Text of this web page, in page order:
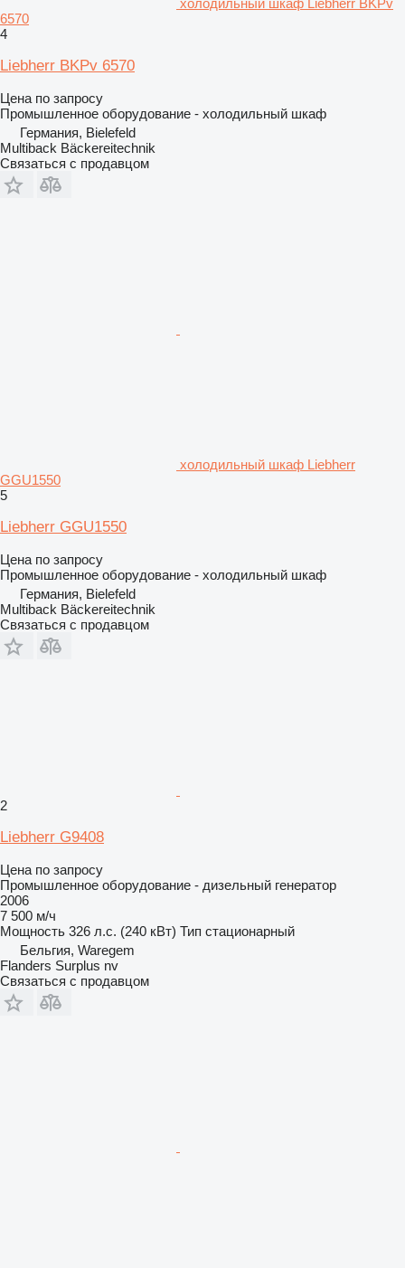
6570
4
Liebherr BKPv 6570
Цена по запросу
Промышленное оборудование - холодильный шкаф
Германия, Bielefeld
Multiback Bäckereitechnik
Связаться с продавцом
холодильный шкаф Liebherr
GGU1550
5
Liebherr GGU1550
Цена по запросу
Промышленное оборудование - холодильный шкаф
Германия, Bielefeld
Multiback Bäckereitechnik
Связаться с продавцом
2
Liebherr G9408
Цена по запросу
Промышленное оборудование - дизельный генератор
2006
7 500 м/ч
Мощность 326 л.с. (240 кВт) Тип стационарный
Бельгия, Waregem
Flanders Surplus nv
Связаться с продавцом